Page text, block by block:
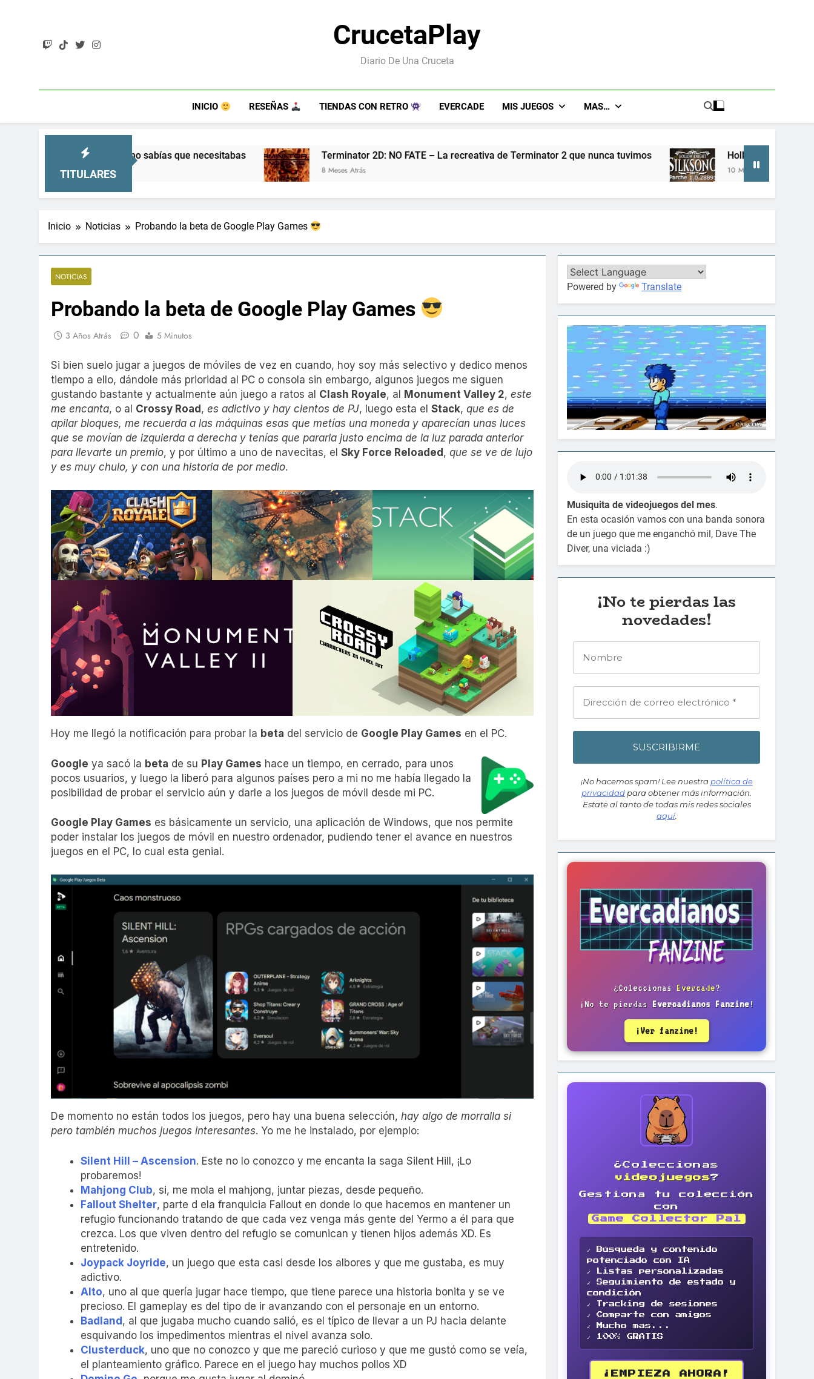
CrucetaPlay
Diario De Una Cruceta
INICIO RESEÑAS TIENDAS CON RETRO EVERCADE MIS JUEGOS MAS…
TITULARES
sabías que necesitabas Terminator 2D: NO FATE – La recreativa de Terminator 2 que nunca tuvimos Hollow Knight SILKSONG Parche 1.0.28891
Inicio Noticias Probando la beta de Google Play Games
NOTICIAS
Probando la beta de Google Play Games
3 Años Atrás 0 5 Minutos
Si bien suelo jugar a juegos de móviles de vez en cuando, hoy soy más selectivo y dedico menos
tiempo a ello, dándole más prioridad al PC o consola sin embargo, algunos juegos me siguen
gustando bastante y actualmente aún juego a ratos al Clash Royale, al Monument Valley 2, este
me encanta, o al Crossy Road , es adictivo y hay cientos de PJ, luego esta el Stack, que es de
apilar bloques, me recuerda a las máquinas esas que metías una moneda y aparecían unas luces
que se movían de izquierda a derecha y tenías que pararla justo encima de la luz parada anterior
para llevarte un premio, y por último a uno de navecitas, el Sky Force Reloaded , que se ve de lujo
y es muy chulo, y con una historia de por medio.
Hoy me llegó la notificación para probar la beta del servicio de Google Play Games en el PC.
Google ya sacó la beta de su Play Games hace un tiempo, en cerrado, para unos
pocos usuarios, y luego la liberó para algunos países pero a mi no me había llegado la
posibilidad de probar el servicio aún y darle a los juegos de móvil desde mi PC.
Google Play Games es básicamente un servicio, una aplicación de Windows, que nos permite
poder instalar los juegos de móvil en nuestro ordenador, pudiendo tener el avance en nuestros
juegos en el PC, lo cual esta genial.
De momento no están todos los juegos, pero hay una buena selección, hay algo de morralla si
pero también muchos juegos interesantes. Yo me he instalado, por ejemplo:
Silent Hill – Ascension. Este no lo conozco y me encanta la saga Silent Hill, ¡Lo
probaremos!
Mahjong Club, si, me mola el mahjong, juntar piezas, desde pequeño.
Fallout Shelter, parte d ela franquicia Fallout en donde lo que hacemos en mantener un
refugio funcionando tratando de que cada vez venga más gente del Yermo a él para que
crezca. Los que viven dentro del refugio se comunican y tienen hijos además XD. Es
entretenido.
Joypack Joyride, un juego que esta casi desde los albores y que me gustaba, es muy
adictivo.
Alto, uno al que quería jugar hace tiempo, que tiene parece una historia bonita y se ve
precioso. El gameplay es del tipo de ir avanzando con el personaje en un entorno.
Badland, al que jugaba mucho cuando salió, es el típico de llevar a un PJ hacia delante
esquivando los impedimentos mientras el nivel avanza solo.
Clusterduck, uno que no conozco y que me pareció curioso y que me gustó como se veía,
el planteamiento gráfico. Parece en el juego hay muchos pollos XD
Powered by Translate
Musiquita de videojuegos del mes.
En esta ocasión vamos con una banda sonora
de un juego que me enganchó mil, Dave The
Diver, una viciada :)
¡No te pierdas las
novedades!
¡No hacemos spam! Lee nuestra política de
privacidad para obtener más información.
Estate al tanto de todas mis redes sociales
aquí.
¿Coleccionas Evercade?
¡No te pierdas Evercadianos Fanzine!
¡Ver fanzine!
¿Coleccionas
videojuegos?
Gestiona tu colección
con
Game Collector Pal
✓ Búsqueda y contenido
potenciado con IA
✓ Listas personalizadas
✓ Seguimiento de estado y
condición
✓ Tracking de sesiones
✓ Comparte con amigos
✓ Mucho mas...
✓ 100% GRATIS
¡EMPIEZA AHORA!